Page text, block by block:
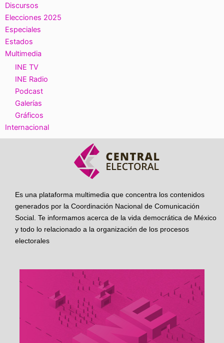
Discursos
Elecciones 2025
Especiales
Estados
Multimedia
INE TV
INE Radio
Podcast
Galerías
Gráficos
Internacional
Es una plataforma multimedia que concentra los contenidos
generados por la Coordinación Nacional de Comunicación
Social. Te informamos acerca de la vida democrática de México
y todo lo relacionado a la organización de los procesos
electorales